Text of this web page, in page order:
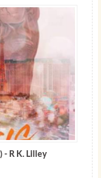
- R K. Lilley